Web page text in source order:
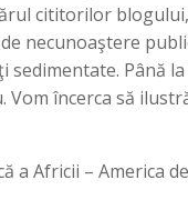
cititorilor blogului,
necunoaştere
sedimentate. Până la
încerca să
a Africii – America